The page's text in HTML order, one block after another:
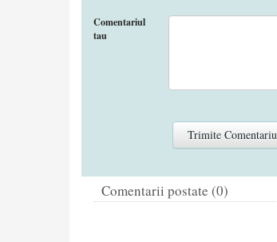
Comentariul
tau
Comentarii postate (0)